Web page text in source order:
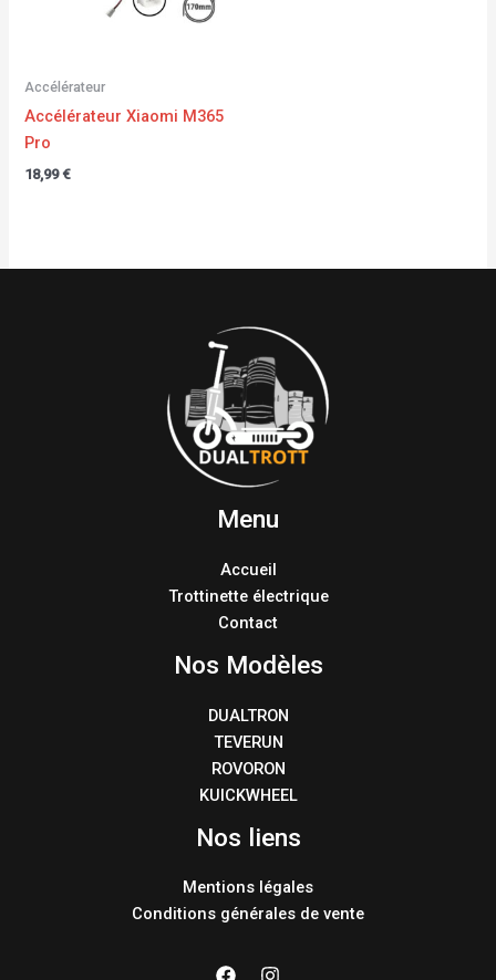
Accélérateur
Accélérateur Xiaomi M365
Pro
18,99€
Menu
Accueil
Trottinette électrique
Contact
Nos Modèles
DUALTRON
TEVERUN
ROVORON
KUICKWHEEL
Nos liens
Mentions légales
Conditions générales de vente